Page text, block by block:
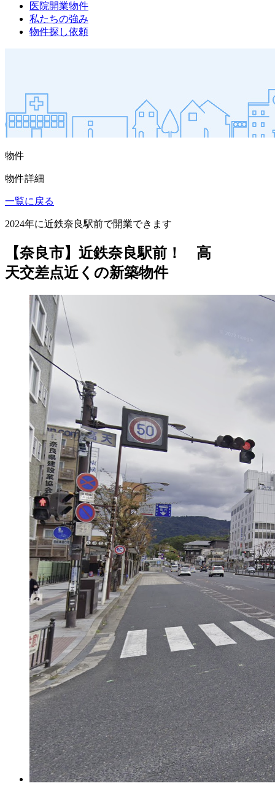
医院開業物件
私たちの強み
物件探し依頼
物件
物件詳細
一覧に戻る
2024年に近鉄奈良駅前で開業できます
【奈良市】近鉄奈良駅前！ 高
天交差点近くの新築物件